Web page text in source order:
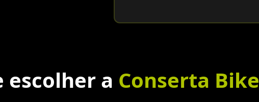
escolher a Conserta Bike